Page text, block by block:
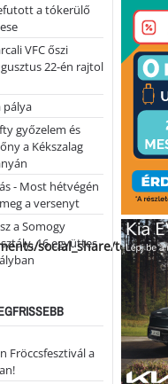
social_share/
a tókerülő
VFC őszi
22-én rajtol
pálya
győzelem és
a Kékszalag
- Most hétvégén
a versenyt
a Somogy
16 együttes
Fröccsfesztivál a